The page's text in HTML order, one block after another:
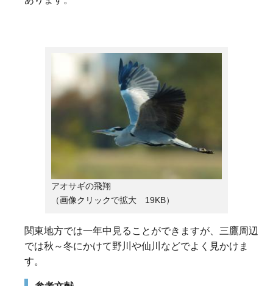
アオサギの飛翔
（画像クリックで拡大 19KB）
関東地方では一年中見ることができますが、三鷹周辺
では秋～冬にかけて野川や仙川などでよく見かけま
す。